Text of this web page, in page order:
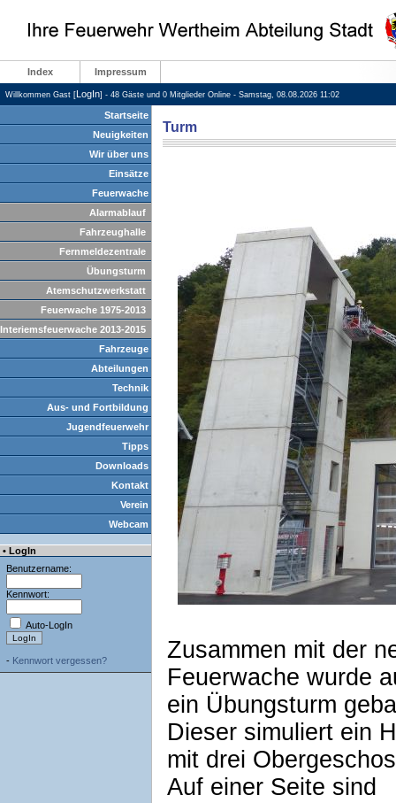
Index Impressum
Willkommen Gast [LogIn] - 48 Gäste und 0 Mitglieder Online - Samstag, 08.08.2026 11:02
Startseite
Neuigkeiten
Wir über uns
Einsätze
Feuerwache
Alarmablauf
Fahrzeughalle
Fernmeldezentrale
Übungsturm
Atemschutzwerkstatt
Feuerwache 1975-2013
Interiemsfeuerwache 2013-2015
Fahrzeuge
Abteilungen
Technik
Aus- und Fortbildung
Jugendfeuerwehr
Tipps
Downloads
Kontakt
Verein
Webcam
• LogIn
Benutzername:
Kennwort:
Auto-LogIn
- Kennwort vergessen?
Turm
Zusammen mit der
Feuerwache wurde
ein Übungsturm
Dieser simuliert ein
mit drei
Auf einer Seite sind